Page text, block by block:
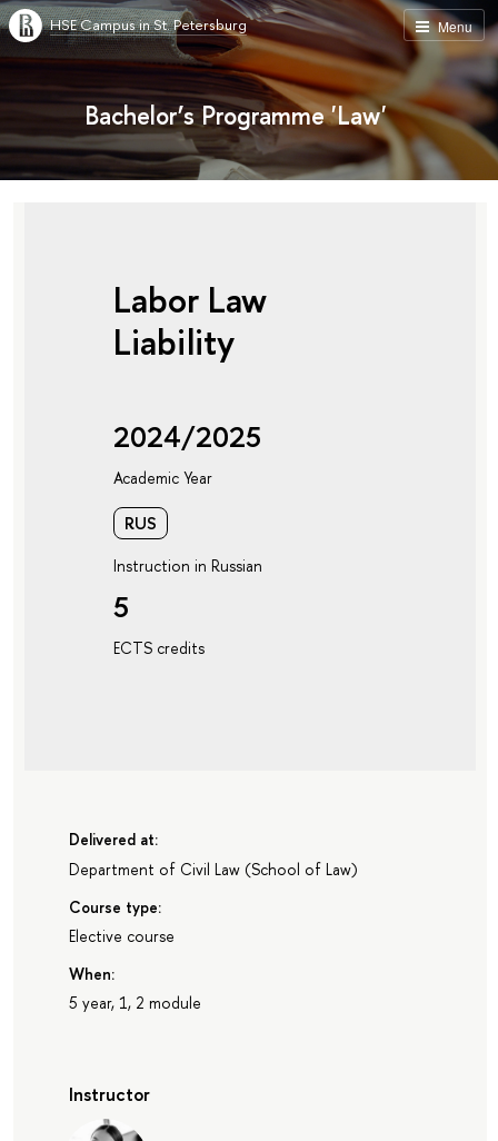
Menu
HSE Campus in St. Petersburg
Bachelor’s Programme 'Law'
Labor Law
Liability
2024/2025
Academic Year
RUS
Instruction in Russian
5
ECTS credits
Delivered at:
Department of Civil Law(School of Law)
Course type:
Elective course
When:
5 year, 1, 2 module
Instructor